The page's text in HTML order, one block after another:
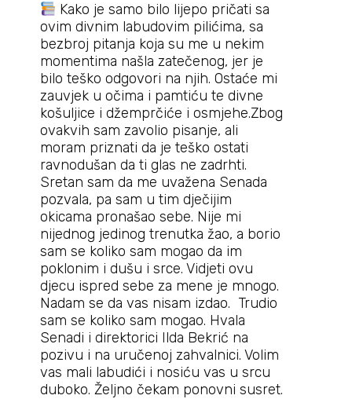
Kako je samo bilo lijepo pričati sa
ovim divnim labudovim pilićima, sa
bezbroj pitanja koja su me u nekim
momentima našla zatečenog, jer je
bilo teško odgovori na njih. Ostaće mi
zauvjek u očima i pamtiću te divne
košuljice i džemprčiće i osmjehe.Zbog
ovakvih sam zavolio pisanje, ali
moram priznati da je teško ostati
ravnodušan da ti glas ne zadrhti.
Sretan sam da me uvažena Senada
pozvala, pa sam u tim dječijim
okicama pronašao sebe. Nije mi
nijednog jedinog trenutka žao, a borio
sam se koliko sam mogao da im
poklonim i dušu i srce. Vidjeti ovu
djecu ispred sebe za mene je mnogo.
Nadam se da vas nisam izdao. Trudio
sam se koliko sam mogao. Hvala
Senadi i direktorici Ilda Bekrić na
pozivu i na uručenoj zahvalnici. Volim
vas mali labudići i nosiću vas u srcu
duboko. Željno čekam ponovni susret.